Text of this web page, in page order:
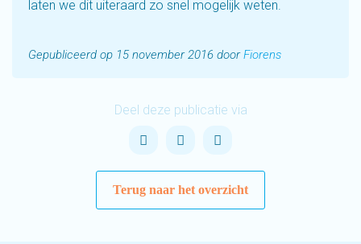
laten we dit uiteraard zo snel mogelijk weten.
Gepubliceerd op 15 november 2016 doorFiorens
Deel deze publicatie via
Terug naar het overzicht